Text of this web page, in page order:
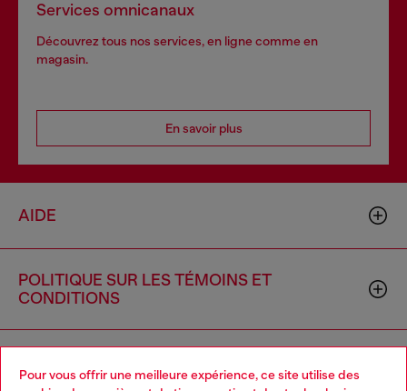
Pour vous offrir une meilleure expérience, ce site utilise des
Services omnicanaux
Découvrez tous nos services, en ligne comme en
magasin.
En savoir plus
AIDE
POLITIQUE SUR LES TÉMOINS ET
CONDITIONS